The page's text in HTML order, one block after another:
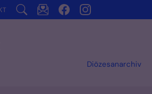
Diözesanarchiv